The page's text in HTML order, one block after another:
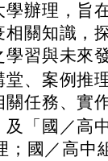
辦理，旨
關知識，
習與未來
、案例推
任務、實
「國／高
；國／高中